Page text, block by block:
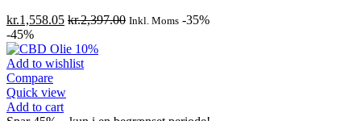
kr.1,558.05 kr.2,397.00 Inkl. Moms -35%
-45%
Add to wishlist
Compare
Quick view
Add to cart